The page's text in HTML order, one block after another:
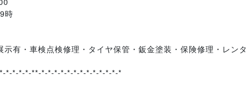
時
示有・車検点検修理・タイヤ保管・鈑金塗装・保険修理・レンタ
*-*-*-*-**-*-*-*-*-*-*-*-*-*-*-*-*-*